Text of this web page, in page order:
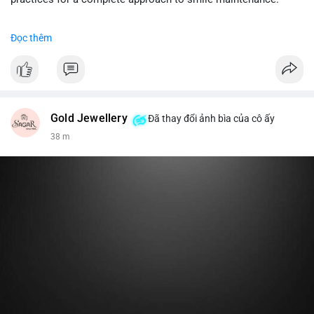
#8dot0316btc
Đọc thêm
Gold Jewellery Đã thay đổi ảnh bìa của cô ấy
38 m